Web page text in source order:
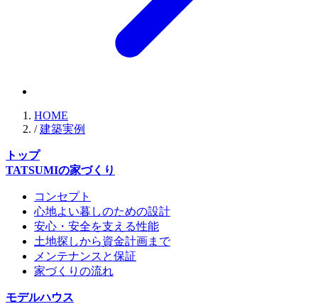
HOME
/ 建築実例
トップ
TATSUMIの家づくり
コンセプト
心地よい暮しのための設計
安心・安全を支える性能
土地探しから資金計画まで
メンテナンスと保証
家づくりの流れ
モデルハウス